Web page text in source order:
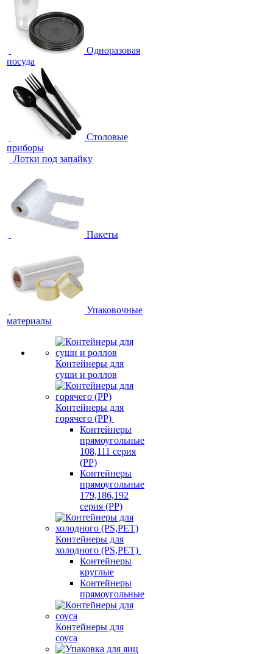
Одноразовая
посуда
Столовые
приборы
Лотки под запайку
Пакеты
Упаковочные
материалы
Контейнеры для
суши и роллов
Контейнеры для
горячего (PP)
Контейнеры
прямоугольные
108,111 серия
(PP)
Контейнеры
прямоугольные
179,186,192
серия (PP)
Контейнеры для
холодного (PS,PET)
Контейнеры
круглые
Контейнеры
прямоугольные
Контейнеры для
соуса